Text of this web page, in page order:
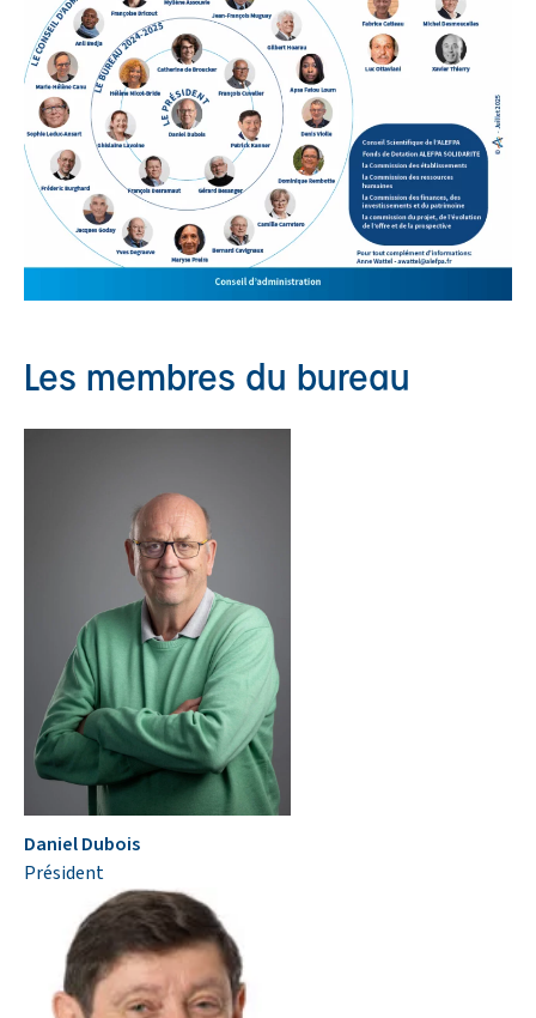
Les membres du bureau
Daniel Dubois
Président